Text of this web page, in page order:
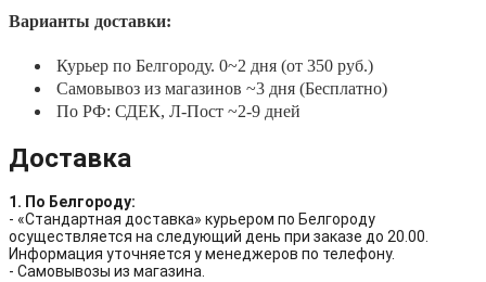
Варианты доставки:
Курьер по Белгороду. 0~2 дня (от 350 руб.)
Самовывоз из магазинов ~3 дня (Бесплатно)
По РФ: СДЕК, Л-Пост ~2-9 дней
Доставка
1. По Белгороду:
- «Стандартная доставка» курьером по Белгороду
осуществляется на следующий день при заказе до 20.00.
Информация уточняется у менеджеров по телефону.
- Самовывозы из магазина.